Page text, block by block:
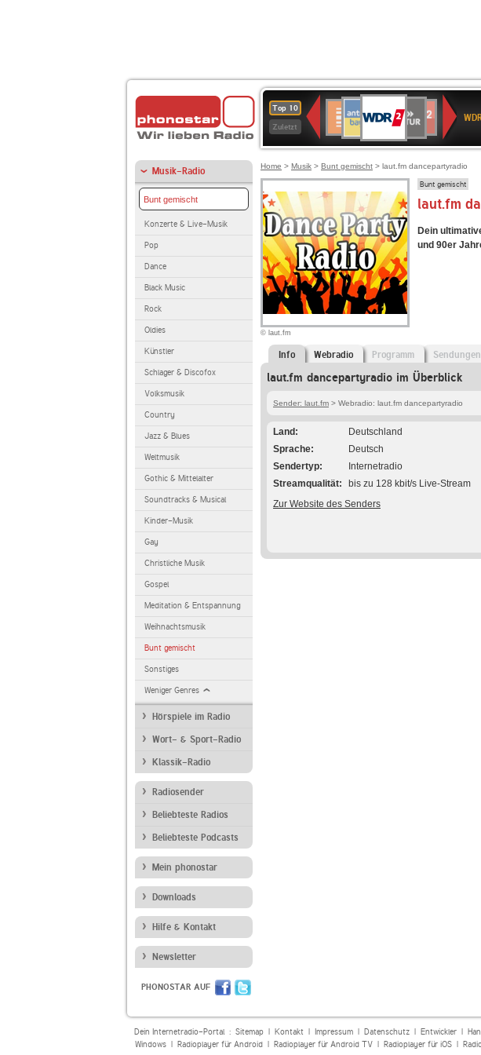
Top 10
Zuletzt
Deutschlandfunk
90er
OLDIE
ANTENNE
4
KLASSIK
Deutschlandfunk
KulturBAYERN
2
Kultur
NDR
2
Musik-Radio
Bunt gemischt
Konzerte & Live-Musik
Pop
Dance
Black Music
Rock
Oldies
Künstler
Schlager & Discofox
Volksmusik
Country
Jazz & Blues
Weltmusik
Gothic & Mittelalter
Soundtracks & Musical
Kinder-Musik
Gay
Christliche Musik
Gospel
Meditation & Entspannung
Weihnachtsmusik
Bunt gemischt
Sonstiges
Weniger Genres
Hörspiele im Radio
Wort- & Sport-Radio
Klassik-Radio
Radiosender
Beliebteste Radios
Beliebteste Podcasts
Mein phonostar
Downloads
Hilfe & Kontakt
Newsletter
PHONOSTAR AUF
Home > Musik > Bunt gemischt > laut.fm dancepartyradio
© laut.fm
Bunt gemischt
laut.fm
Dein
und 90er
Info Webradio Programm
laut.fm dancepartyradio im Überblick
Sender: laut.fm > Webradio: laut.fm dancepartyradio
Land
Deutschland
Sprache
Deutsch
Sendertyp
Internetradio
Streamqualität
bis zu 128 kbit/s Live-Stream
Zur Website des Senders
Dein Internetradio-Portal : Sitemap| Kontakt| Impressum| Datenschutz| Entwickler|
Windows| Radioplayer für Android| Radioplayer für Android TV| Radioplayer für iOS|